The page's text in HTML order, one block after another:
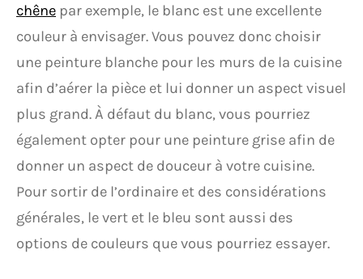
chêne par exemple, le blanc est une excellente
couleur à envisager. Vous pouvez donc choisir
une peinture blanche pour les murs de la cuisine
afin d’aérer la pièce et lui donner un aspect visuel
plus grand. À défaut du blanc, vous pourriez
également opter pour une peinture grise afin de
donner un aspect de douceur à votre cuisine.
Pour sortir de l’ordinaire et des considérations
générales, le vert et le bleu sont aussi des
options de couleurs que vous pourriez essayer.